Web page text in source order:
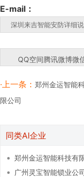
请:13751043083;
E-mail：
深圳来吉智能安防详
QQ空间腾讯微博微
·上一条： 郑州金运智能
限公司
同类AI企业
郑州金运智能科技有
广州灵宝智能锁业公